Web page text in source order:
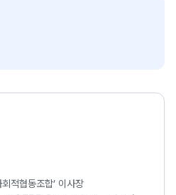
적협동조합’ 이사장